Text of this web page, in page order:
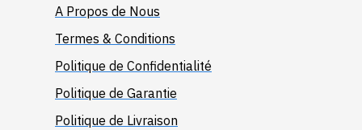
A Propos de Nous
Termes & Conditions
Politique de Confidentialité
Politique de Garantie
Politique de Livraison